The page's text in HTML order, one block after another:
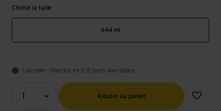
Choisir la taille
444 ml
Livrable - chez toi en 2-5 jours ouvrables.
1
Quantité (optionnel)
Ajouter au panier
Ajouter à